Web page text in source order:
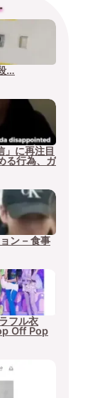
…
」に再注目
る行為、ガ
ン – 食事
フル衣
Off Pop